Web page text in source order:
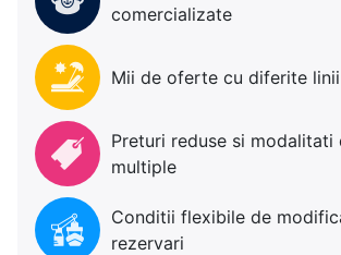
comercializate
Mii de oferte cu diferite
Preturi reduse si modalitati
multiple
Conditii flexibile de
rezervari